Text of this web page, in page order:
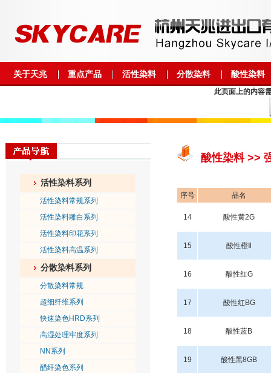
关于天兆 重点产品 活性染料 分散染料 酸性染料
此页面上的内容
活性染料系列
活性染料常规系列
活性染料雕白系列
活性染料印花系列
活性染料高温系列
分散染料系列
分散染料常规
超细纤维系列
快速染色HRD系列
高湿处理牢度系列
NN系列
醋纤染色系列
酸性染料 >>
序号 品名
14 酸性黄2G
15 酸性橙
16 酸性红G
17 酸性红 BG
18 酸性蓝B
19 酸性黑8GB